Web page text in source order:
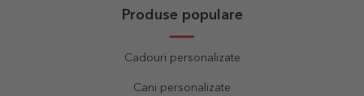
Produse populare
Cadouri personalizate
Cani personalizate